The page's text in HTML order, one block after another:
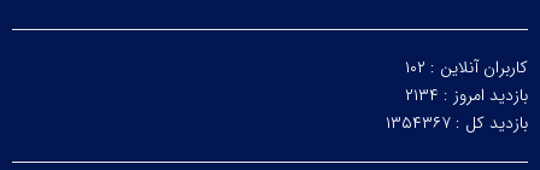
کاربران آنلاین : ۱۰۲
بازدید امروز : ۲۱۳۴
بازدید کل : ۱۳۵۴۳۶۷